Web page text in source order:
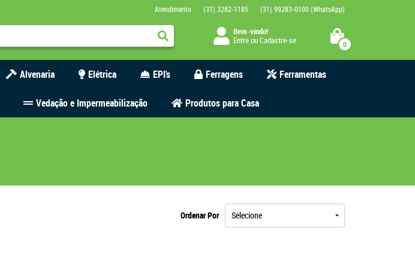
Atendimento (31) 3282-1185 (31) 99283-0100(WhatsApp)
Bem-vindo!
EntreouCadastre-se 0
Alvenaria Elétrica EPI's Ferragens Ferramentas
Vedação e Impermeabilização Produtos para Casa
Ordenar Por Selecione